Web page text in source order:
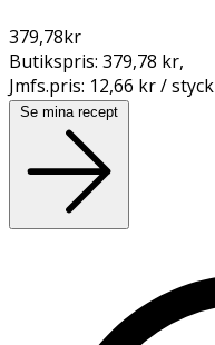
379,78kr
Butikspris: 379,78 kr,
Jmfs.pris: 12,66 kr / styck
Se mina recept